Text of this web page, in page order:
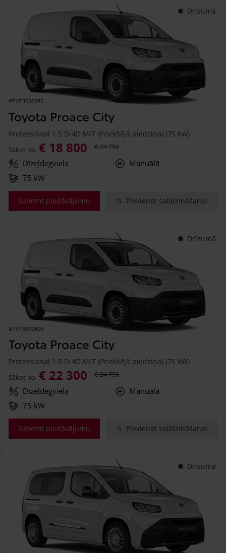
Drīzumā
#PVT3060285
Toyota Proace City
Professional 1.5 D-4D M/T (Priekšējā piedziņa) (75 kW)
Sākot no € 18 800 € 24 750
Dīzeļdegviela
Manuālā
75 kW
Saņemt piedāvājumu Pievienot salīdzināšanai
Drīzumā
#PVT3370406
Toyota Proace City
Professional 1.5 D-4D M/T (Priekšējā piedziņa) (75 kW)
Sākot no € 22 300 € 24 750
Dīzeļdegviela
Manuālā
75 kW
Saņemt piedāvājumu Pievienot salīdzināšanai
Drīzumā